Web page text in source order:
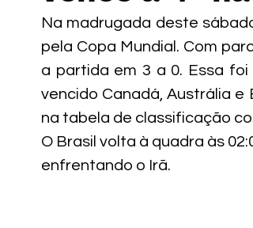
Paratletismo
Na madrugada deste
pela Copa Mundial. Com
a partida em 3 a 0. Essa
vencido Canadá, Austrália
na tabela de classificação
O Brasil volta à quadra às
enfrentando o Irã.